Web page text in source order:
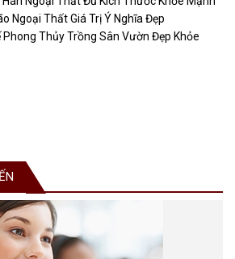
Ngoại Thất Giá Trị Ý Nghĩa Đẹp
Phong Thủy Trồng Sân Vườn Đẹp Khỏe